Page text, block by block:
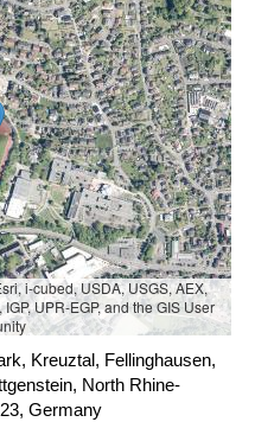
i-cubed, USDA, USGS, AEX,
UPR-EGP, and the GIS User
Kreuztal, Fellinghausen,
North Rhine-
Germany